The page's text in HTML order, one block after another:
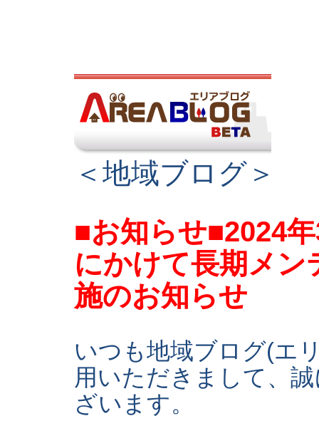
＜地域ブログ＞
■お知らせ■2024
にかけて長期メン
施のお知らせ
いつも地域ブログ(エ
用いただきまして、
ざいます。